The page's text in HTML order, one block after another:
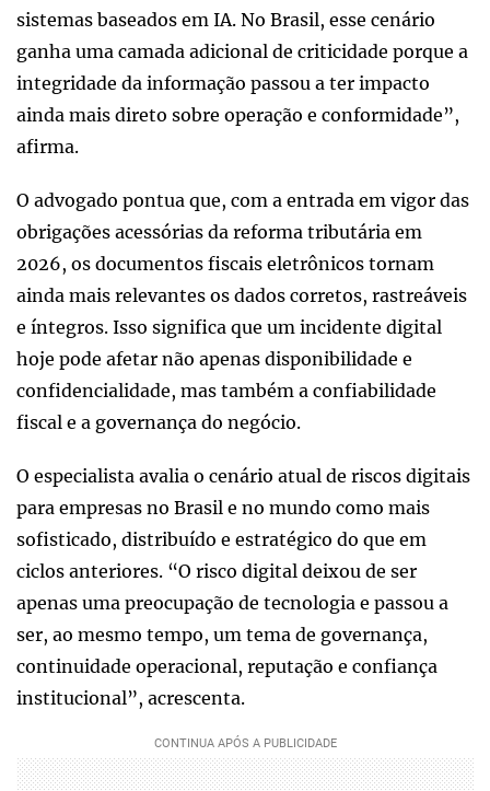
sistemas baseados em IA. No Brasil, esse cenário
ganha uma camada adicional de criticidade porque a
integridade da informação passou a ter impacto
ainda mais direto sobre operação e conformidade”,
afirma.
O advogado pontua que, com a entrada em vigor das
obrigações acessórias da reforma tributária em
2026, os documentos fiscais eletrônicos tornam
ainda mais relevantes os dados corretos, rastreáveis
e íntegros. Isso significa que um incidente digital
hoje pode afetar não apenas disponibilidade e
confidencialidade, mas também a confiabilidade
fiscal e a governança do negócio.
O especialista avalia o cenário atual de riscos digitais
para empresas no Brasil e no mundo como mais
sofisticado, distribuído e estratégico do que em
ciclos anteriores. “O risco digital deixou de ser
apenas uma preocupação de tecnologia e passou a
ser, ao mesmo tempo, um tema de governança,
continuidade operacional, reputação e confiança
institucional”, acrescenta.